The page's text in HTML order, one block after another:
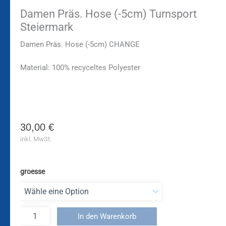
Damen Präs. Hose (-5cm) Turnsport
Steiermark
Damen Präs. Hose (-5cm) CHANGE
Material: 100% recyceltes Polyester
30,00 €
inkl. MwSt.
groesse
In den Warenkorb